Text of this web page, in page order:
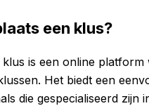
een klus?
klus is een online
Het biedt een
die gespecialiseerd zijn